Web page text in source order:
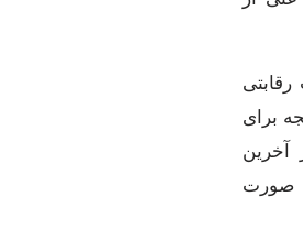
برای
آخرین
صورت